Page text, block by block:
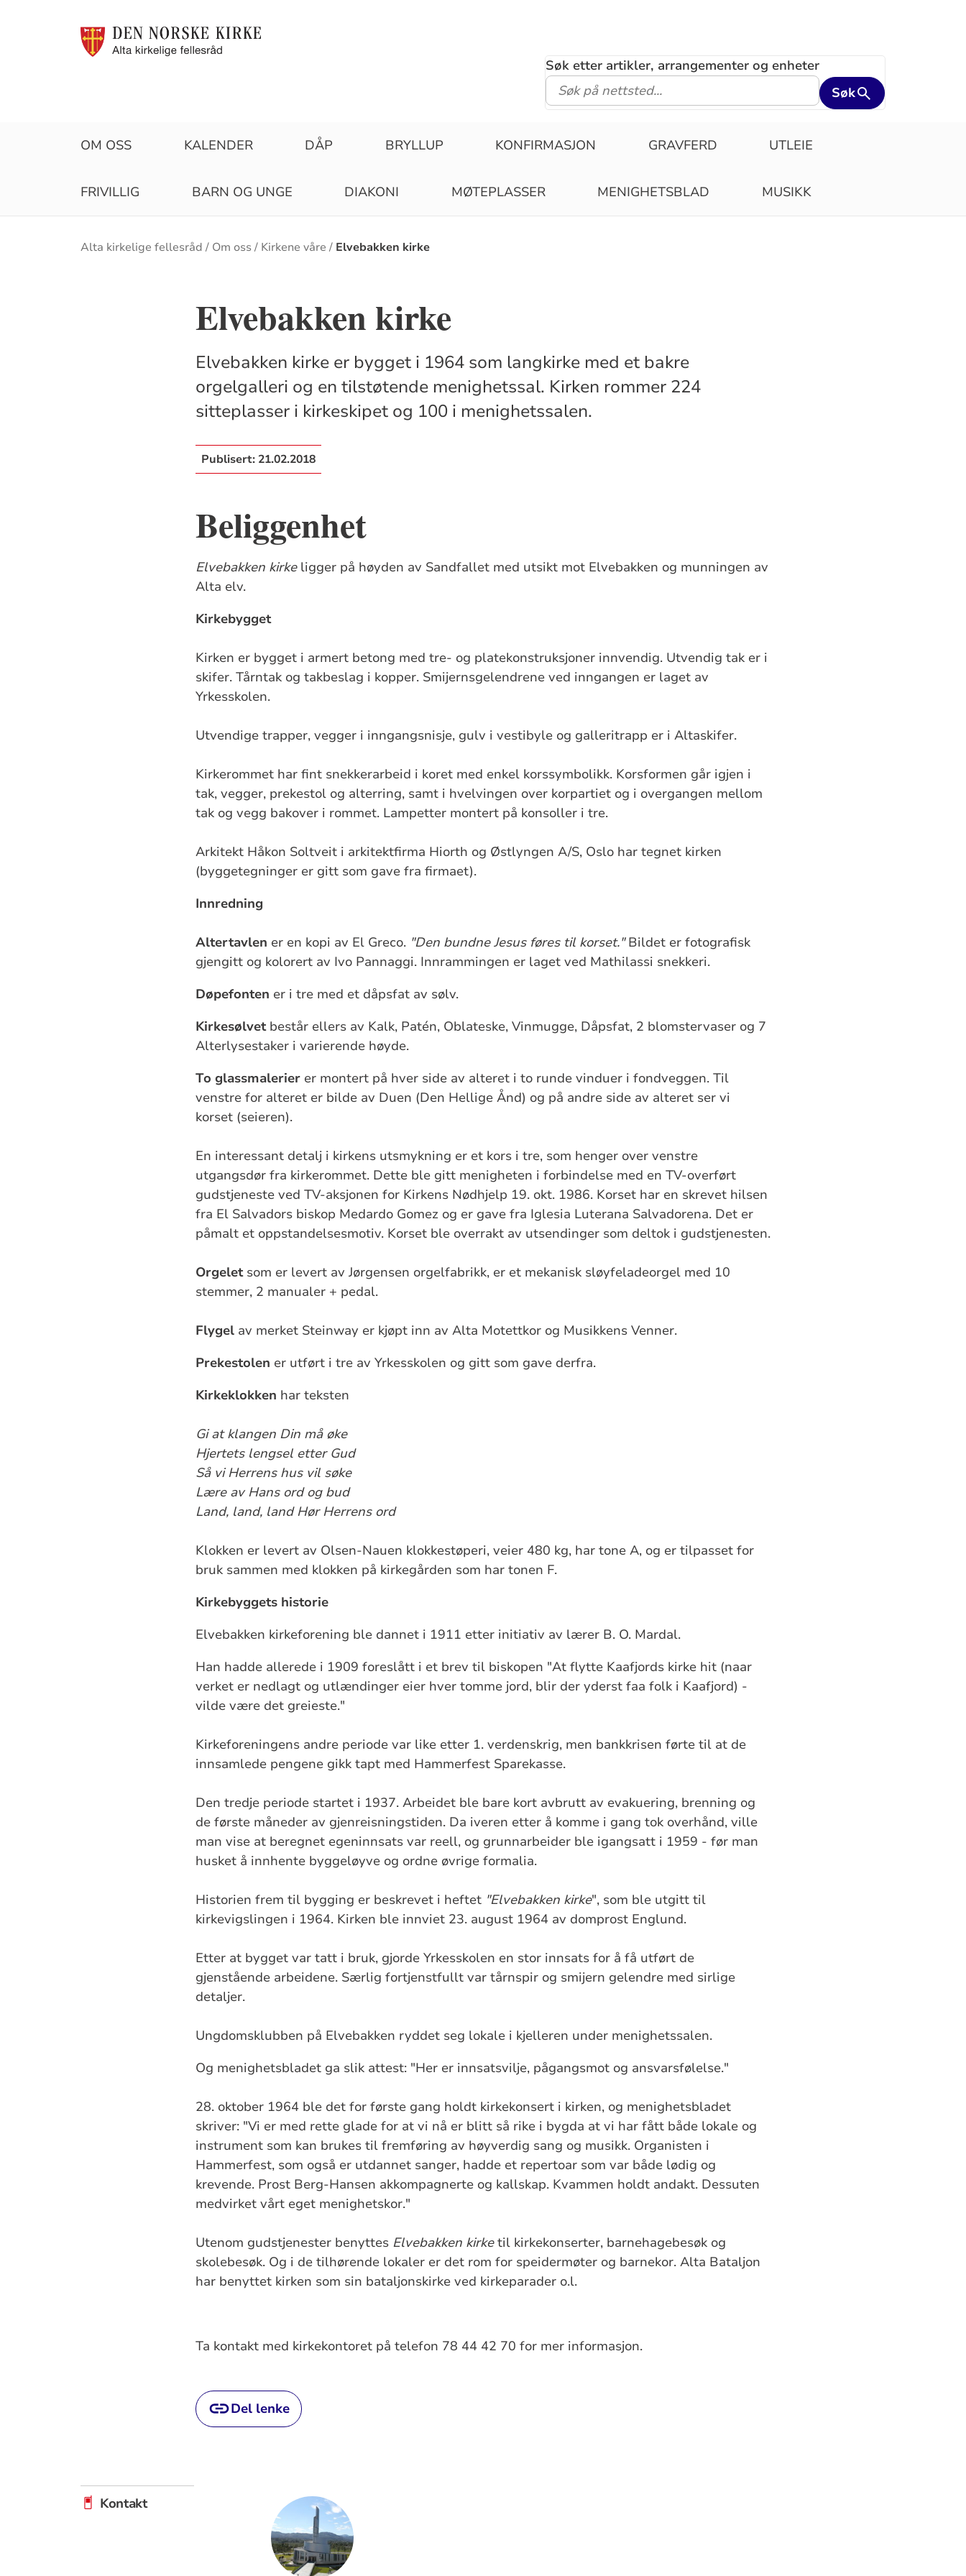
Søk etter artikler, arrangementer og enheter
Søk
OM OSS KALENDER DÅP BRYLLUP KONFIRMASJON GRAVFERD UTLEIE
FRIVILLIG BARN OG UNGE DIAKONI MØTEPLASSER MENIGHETSBLAD MUSIKK
Brødsmulesti
Alta kirkelige fellesråd Om oss Kirkene våre Elvebakken kirke
Elvebakken kirke
Elvebakken kirke er bygget i 1964 som langkirke med et bakre
orgelgalleri og en tilstøtende menighetssal. Kirken rommer 224
sitteplasser i kirkeskipet og 100 i menighetssalen.
Publisert: 21.02.2018
Beliggenhet
Elvebakken kirkeligger på høyden av Sandfallet med utsikt mot Elvebakken og munningen av
Alta elv.
Kirkebygget
Kirken er bygget i armert betong med tre- og platekonstruksjoner innvendig. Utvendig tak er i
skifer. Tårntak og takbeslag i kopper. Smijernsgelendrene ved inngangen er laget av
Yrkesskolen.
Utvendige trapper, vegger i inngangsnisje, gulv i vestibyle og galleritrapp er i Altaskifer.
Kirkerommet har fint snekkerarbeid i koret med enkel korssymbolikk. Korsformen går igjen i
tak, vegger, prekestol og alterring, samt i hvelvingen over korpartiet og i overgangen mellom
tak og vegg bakover i rommet. Lampetter montert på konsoller i tre.
Arkitekt Håkon Soltveit i arkitektfirma Hiorth og Østlyngen A/S, Oslo har tegnet kirken
(byggetegninger er gitt som gave fra firmaet).
Innredning
Altertavlen er en kopi av El Greco. "Den bundne Jesus føres til korset."Bildet er fotografisk
gjengitt og kolorert av Ivo Pannaggi. Innrammingen er laget ved Mathilassi snekkeri.
Døpefonten er i tre med et dåpsfat av sølv.
Kirkesølvetbestår ellers av Kalk, Patén, Oblateske, Vinmugge, Dåpsfat, 2 blomstervaser og 7
Alterlysestaker i varierende høyde.
To glassmalerier er montert på hver side av alteret i to runde vinduer i fondveggen. Til
venstre for alteret er bilde av Duen (Den Hellige Ånd) og på andre side av alteret ser vi
korset (seieren).
En interessant detalj i kirkens utsmykning er et kors i tre, som henger over venstre
utgangsdør fra kirkerommet. Dette ble gitt menigheten i forbindelse med en TV-overført
gudstjeneste ved TV-aksjonen for Kirkens Nødhjelp 19. okt. 1986. Korset har en skrevet hilsen
fra El Salvadors biskop Medardo Gomez og er gave fra Iglesia Luterana Salvadorena. Det er
påmalt et oppstandelsesmotiv. Korset ble overrakt av utsendinger som deltok i gudstjenesten.
Orgeletsom er levert av Jørgensen orgelfabrikk, er et mekanisk sløyfeladeorgel med 10
stemmer, 2 manualer + pedal.
Flygel av merket Steinway er kjøpt inn av Alta Motettkor og Musikkens Venner.
Prekestolen er utført i tre av Yrkesskolen og gitt som gave derfra.
Kirkeklokken har teksten
Gi at klangen Din må øke
Hjertets lengsel etter Gud
Så vi Herrens hus vil søke
Lære av Hans ord og bud
Land, land, land Hør Herrens ord
Klokken er levert av Olsen-Nauen klokkestøperi, veier 480 kg, har tone A, og er tilpasset for
bruk sammen med klokken på kirkegården som har tonen F.
Kirkebyggets historie
Elvebakken kirkeforening ble dannet i 1911 etter initiativ av lærer B. O. Mardal.
Han hadde allerede i 1909 foreslått i et brev til biskopen "At flytte Kaafjords kirke hit (naar
verket er nedlagt og utlændinger eier hver tomme jord, blir der yderst faa folk i Kaafjord) -
vilde være det greieste."
Kirkeforeningens andre periode var like etter 1. verdenskrig, men bankkrisen førte til at de
innsamlede pengene gikk tapt med Hammerfest Sparekasse.
Den tredje periode startet i 1937. Arbeidet ble bare kort avbrutt av evakuering, brenning og
de første måneder av gjenreisningstiden. Da iveren etter å komme i gang tok overhånd, ville
man vise at beregnet egeninnsats var reell, og grunnarbeider ble igangsatt i 1959 - før man
husket å innhente byggeløyve og ordne øvrige formalia.
Historien frem til bygging er beskrevet i heftet "Elvebakken kirke", som ble utgitt til
kirkevigslingen i 1964. Kirken ble innviet 23. august 1964 av domprost Englund.
Etter at bygget var tatt i bruk, gjorde Yrkesskolen en stor innsats for å få utført de
gjenstående arbeidene. Særlig fortjenstfullt var tårnspir og smijern gelendre med sirlige
detaljer.
Ungdomsklubben på Elvebakken ryddet seg lokale i kjelleren under menighetssalen.
Og menighetsbladet ga slik attest: "Her er innsatsvilje, pågangsmot og ansvarsfølelse."
28. oktober 1964 ble det for første gang holdt kirkekonsert i kirken, og menighetsbladet
skriver: "Vi er med rette glade for at vi nå er blitt så rike i bygda at vi har fått både lokale og
instrument som kan brukes til fremføring av høyverdig sang og musikk. Organisten i
Hammerfest, som også er utdannet sanger, hadde et repertoar som var både lødig og
krevende. Prost Berg-Hansen akkompagnerte og kallskap. Kvammen holdt andakt. Dessuten
medvirket vårt eget menighetskor."
Utenom gudstjenester benyttes Elvebakken kirketil kirkekonserter, barnehagebesøk og
skolebesøk. Og i de tilhørende lokaler er det rom for speidermøter og barnekor. Alta Bataljon
har benyttet kirken som sin bataljonskirke ved kirkeparader o.l.
Ta kontakt med kirkekontoret på telefon 78 44 42 70 for mer informasjon.
Del lenke
Kontakt